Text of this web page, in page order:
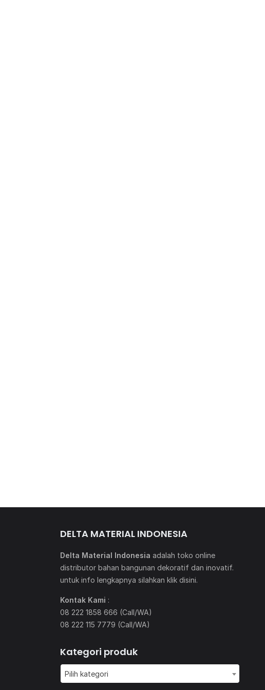
DELTA MATERIAL INDONESIA
Delta Material Indonesia adalah toko online
distributor bahan bangunan dekoratif dan inovatif.
untuk info lengkapnya silahkan klik disini.
Kontak Kami :
08 222 1858 666 (Call/WA)
08 222 115 7779 (Call/WA)
Kategori produk
Pilih kategori